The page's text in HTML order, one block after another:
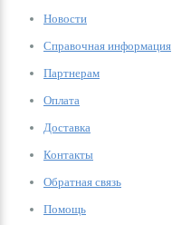
Новости
Справочная информация
Партнерам
Оплата
Доставка
Контакты
Обратная связь
Помощь